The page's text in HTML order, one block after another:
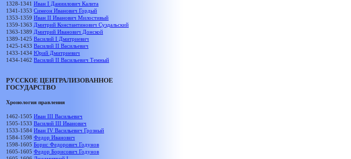
1328-1341 Иван I Даниилович Калита
1341-1353 Симеон Иванович Гордый
1353-1359 Иван II Иванович Милостивый
1359-1363 Дмитрий Константинович Суздальский
1363-1389 Дмитрий Иванович Донской
1389-1425 Василий I Дмитриевич
1425-1433 Василий II Васильевич
1433-1434 Юрий Дмитриевич
1434-1462 Василий II Васильевич Темный
РУССКОЕ ЦЕНТРАЛИЗОВАННОЕ
ГОСУДАРСТВО
Хронология правления
1462-1505 Иван III Васильевич
1505-1533 Василий III Иванович
1533-1584 Иван IV Васильевич Грозный
1584-1598 Федор Иванович
1598-1605 Борис Федорович Годунов
1605-1605 Федор Борисович Годунов